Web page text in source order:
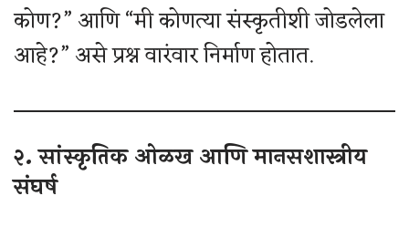
कोण?” आणि “मी कोणत्या संस्कृतीशी जोडलेला
आहे?” असे प्रश्न वारंवार निर्माण होतात.
२. सांस्कृतिक ओळख आणि मानसशास्त्रीय
संघर्ष